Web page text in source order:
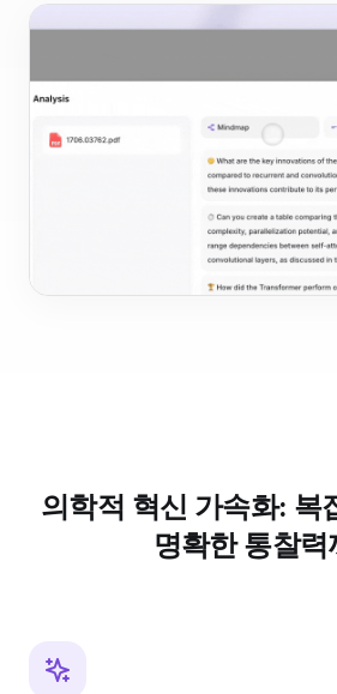
의학적 혁신 가속화: 복
명확한 통찰력